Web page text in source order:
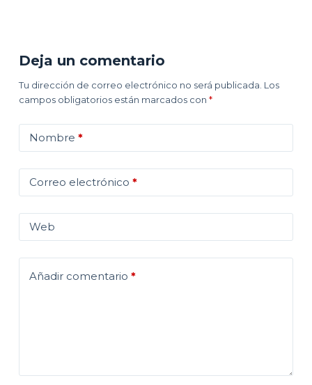
Deja un comentario
Tu dirección de correo electrónico no será publicada. Los
campos obligatorios están marcados con *
Nombre *
Correo electrónico *
Web
Añadir comentario *